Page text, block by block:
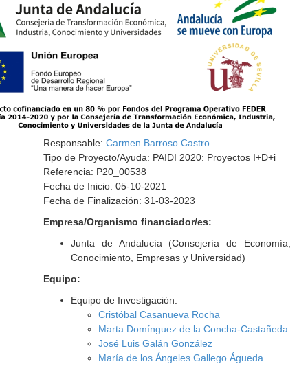
Responsable: Carmen Barroso Castro
Tipo de Proyecto/Ayuda: PAIDI 2020: Proyectos I+D+i
Referencia: P20_00538
Fecha de Inicio: 05-10-2021
Fecha de Finalización: 31-03-2023
Empresa/Organismo financiador/es:
Junta de Andalucía (Consejería de Economía,
Conocimiento, Empresas y Universidad)
Equipo:
Equipo de Investigación:
Cristóbal Casanueva Rocha
Marta Domínguez de la Concha-Castañeda
José Luis Galán González
María de los Ángeles Gallego Águeda